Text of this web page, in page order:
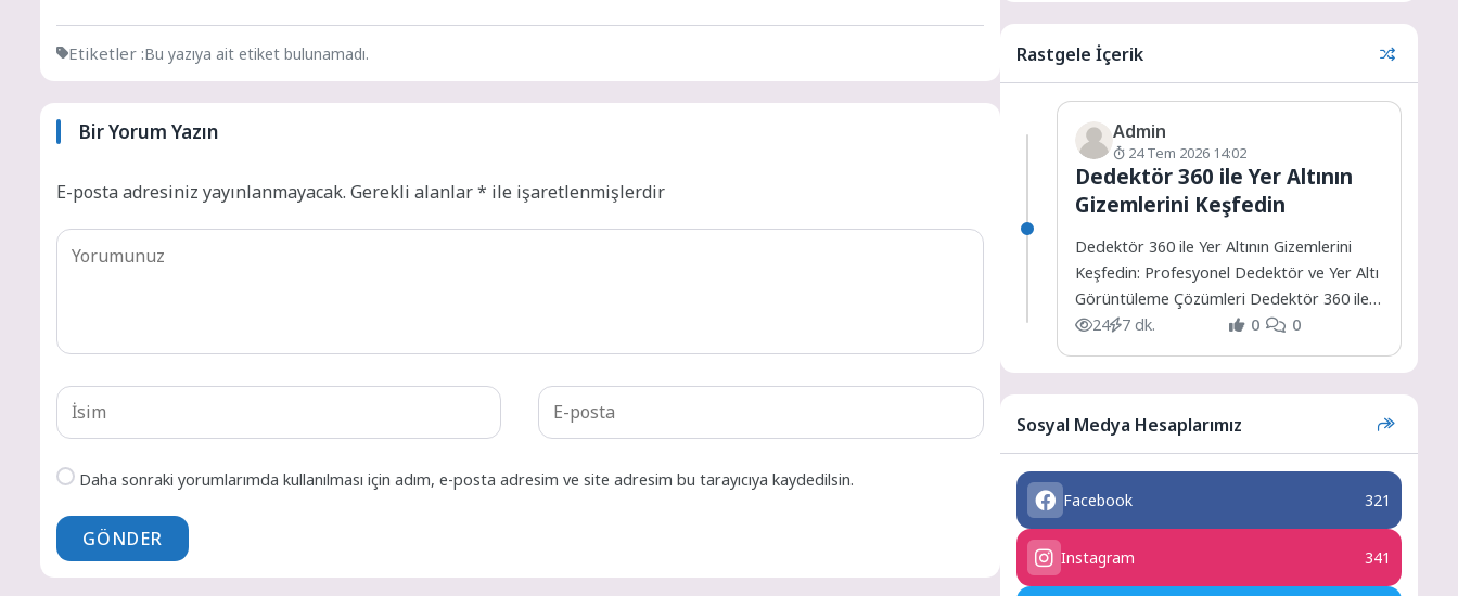
Etiketler :Bu yazıya ait etiket bulunamadı.
Bir Yorum Yazın
E-posta adresiniz yayınlanmayacak. Gerekli alanlar* ile işaretlenmişlerdir
Daha sonraki yorumlarımda kullanılması için adım, e-posta adresim ve site adresim bu tarayıcıya kaydedilsin.
GÖNDER
Rastgele İçerik
Admin
24 Tem 2026 14:02
Dedektör 360 ile Yer Altının
Gizemlerini Keşfedin
Dedektör 360 ile Yer Altının Gizemlerini
Keşfedin: Profesyonel Dedektör ve Yer Altı
Görüntüleme Çözümleri Dedektör 360 ile
Yer Altının Gizemlerini...
24 7 dk. 0 0
Sosyal Medya Hesaplarımız
Facebook 321
Instagram 341